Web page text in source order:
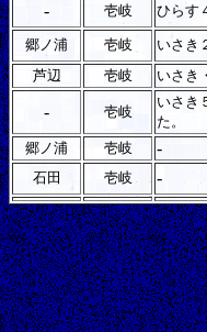
- 壱岐 ひらす
郷ノ浦 壱岐
いさき
芦辺
壱岐 いさき
- 壱岐
いさき
た。
郷ノ浦
壱岐 -
石田 壱岐 -